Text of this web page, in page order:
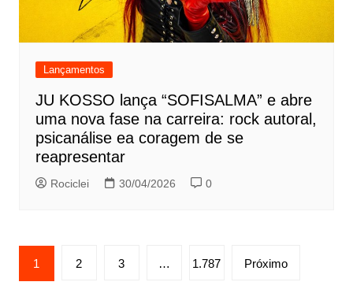
Lançamentos
JU KOSSO lança “SOFISALMA” e abre
uma nova fase na carreira: rock autoral,
psicanálise ea coragem de se
reapresentar
Rociclei 30/04/2026 0
Paginação
de
1 2 3 … 1.787 Próximo